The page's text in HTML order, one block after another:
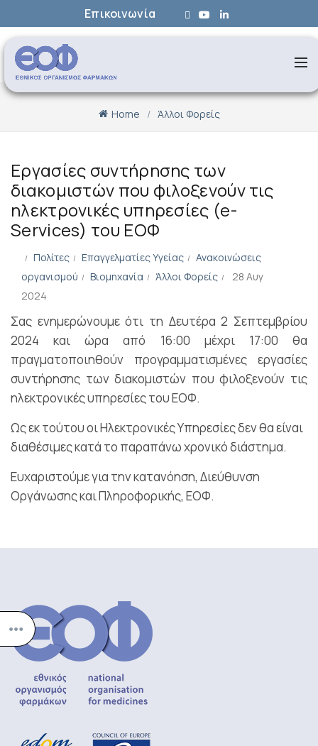
Επικοινωνία
Home Άλλοι Φορείς
Εργασίες συντήρησης των
διακομιστών που φιλοξενούν τις
ηλεκτρονικές υπηρεσίες (e-
Services) του ΕΟΦ
Πολίτες Επαγγελματίες Υγείας
Ανακοινώσεις
οργανισμού
Βιομηχανία Άλλοι Φορείς
28 Αυγ
2024
Σας ενημερώνουμε ότι τη Δευτέρα 2 Σεπτεμβρίου
2024 και ώρα από 16:00 μέχρι 17:00 θα
πραγματοποιηθούν προγραμματισμένες εργασίες
συντήρησης των διακομιστών που φιλοξενούν τις
ηλεκτρονικές υπηρεσίες του ΕΟΦ.
Ως εκ τούτου οι Ηλεκτρονικές Υπηρεσίες δεν θα είναι
διαθέσιμες κατά το παραπάνω χρονικό διάστημα.
Ευχαριστούμε για την κατανόηση, Διεύθυνση
Οργάνωσης και Πληροφορικής, ΕΟΦ.